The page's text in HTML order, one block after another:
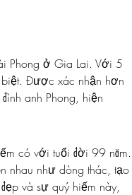
Phong ở Gia Lai. Với 5
biệt. Được xác nhận hơn
anh Phong, hiện
có với tuổi đời 99 năm.
nhau như dòng thác, tạo
và sự quý hiếm này,